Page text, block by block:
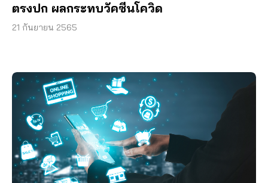
ตรงปก ผลกระทบวัคซีนโควิด
21 กันยายน 2565